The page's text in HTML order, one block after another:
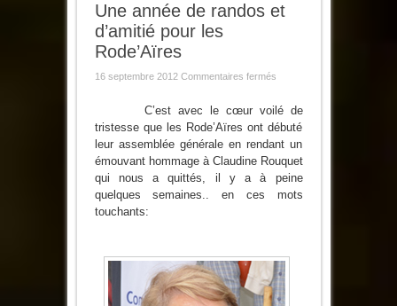
Une année de randos et
d’amitié pour les
Rode’Aïres
16 septembre 2012 Commentaires ferméssur
de
et
d’amitié
pour
les
Rode’Aïres
C’est avec le cœur voilé de
tristesse que les Rode’Aïres ont débuté
leur assemblée générale en rendant un
émouvant hommage à Claudine Rouquet
qui nous a quittés, il y a à peine
quelques semaines.. en ces mots
touchants: